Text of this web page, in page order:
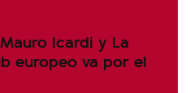
Icardi y La
europeo va por el